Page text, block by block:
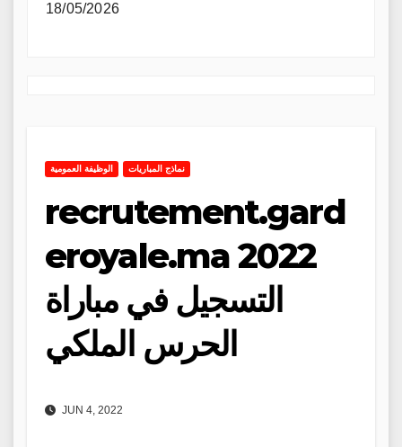
18/05/2026
الوظيفة العمومية نماذج المباريات
recrutement.gard
eroyale.ma 2022
التسجيل في مباراة
الحرس الملكي
JUN 4, 2022